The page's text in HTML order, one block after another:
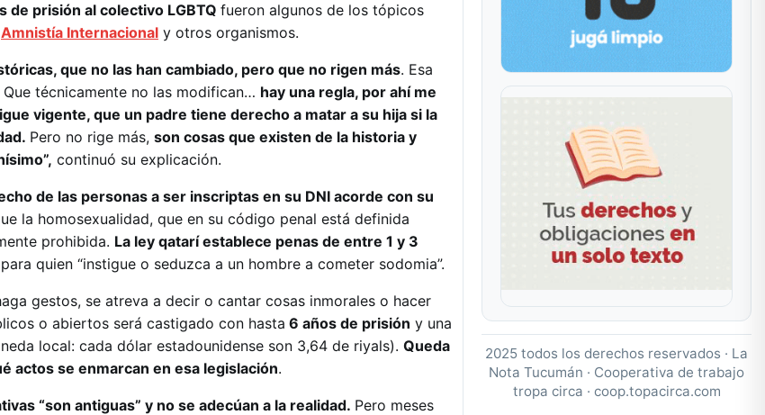
de prisión al colectivo LGBTQ fueron algunos de los tópicos
Amnistía Internacional y otros organismos.
que no las han cambiado, pero que no rigen más. Esa
técnicamente no las modifican… hay una regla, por ahí me
vigente, que un padre tiene derecho a matar a su hija si la
Pero no rige más, son cosas que existen de la historia y
continuó su explicación.
de las personas a ser inscriptas en su DNI acorde con su
la homosexualidad, que en su código penal está definida
prohibida. La ley qatarí establece penas de entre 1 y 3
quien “instigue o seduzca a un hombre a cometer sodomia”.
gestos, se atreva a decir o cantar cosas inmorales o hacer
o abiertos será castigado con hasta 6 años de prisión y una
local: cada dólar estadounidense son 3,64 de riyals). Queda
actos se enmarcan en esa legislación.
“son antiguas” y no se adecúan a la realidad. Pero meses
2025 todos los derechos reservados · La
Nota Tucumán · Cooperativa de trabajo
tropa circa · coop.topacirca.com